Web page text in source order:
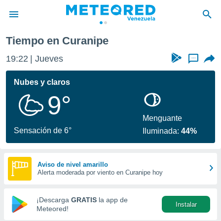
de
ha
calidad.
a este
las
forma
digital
basada
Tiempo en Curanipe
19:22 Jueves ...
Nubes y claros
9°
Sensación de 6°
Menguante
Iluminada:44%
Aviso de nivel amarillo
Alerta moderada por viento en Curanipe hoy
¡Descarga GRATIS la app de
Meteored!
Instalar